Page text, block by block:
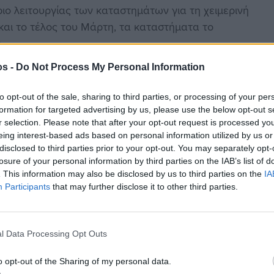
- Do Not Process My Personal Information
opt-out of the sale, sharing to third parties, or processing of your
for targeted advertising by us, please use the below opt-out
selection. Please note that after your opt-out request is processed
interest-based ads based on personal information utilized by us
to third parties prior to your opt-out. You may separately
of your personal information by third parties on the IAB’s list of
This information may also be disclosed by us to third parties on the
Participants that may further disclose it to other third parties.
Data Processing Opt Outs
opt-out of the Sharing of my personal data.
των καταστημάτων για τη χειμερινή
το τέλος του Μάρτη, τα καταστήματα το
Viber ομάδαμας και δείτε όλες τις ειδήσεις από